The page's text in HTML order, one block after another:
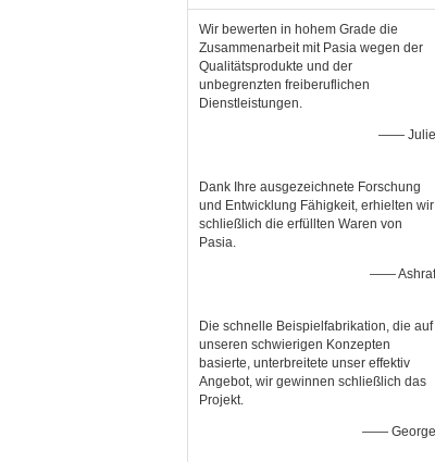
Wir bewerten in hohem Grade die
Zusammenarbeit mit Pasia wegen der
Qualitätsprodukte und der
unbegrenzten freiberuflichen
Dienstleistungen.
—— Julie
Dank Ihre ausgezeichnete Forschung
und Entwicklung Fähigkeit, erhielten wir
schließlich die erfüllten Waren von
Pasia.
—— Ashraf
Die schnelle Beispielfabrikation, die auf
unseren schwierigen Konzepten
basierte, unterbreitete unser effektiv
Angebot, wir gewinnen schließlich das
Projekt.
—— George